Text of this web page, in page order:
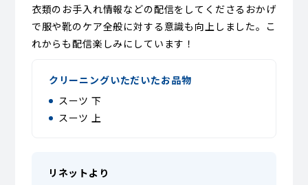
衣類のお手入れ情報などの配信をしてくださるおかげ
で服や靴のケア全般に対する意識も向上しました。こ
れからも配信楽しみにしています！
クリーニングいただいたお品物
スーツ 下
スーツ 上
リネットより